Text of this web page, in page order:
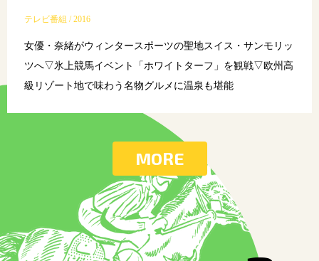
テレビ番組 / 2016
女優・奈緒がウィンタースポーツの聖地スイス・サンモリッ
ツへ▽氷上競馬イベント「ホワイトターフ」を観戦▽欧州高
級リゾート地で味わう名物グルメに温泉も堪能
MORE